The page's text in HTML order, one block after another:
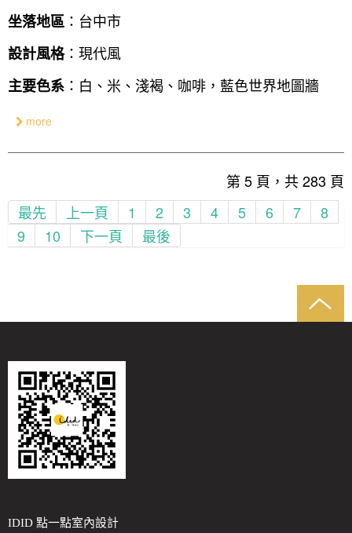
坐落地區 ：台中市
設計風格：現代風
主要色系 ：白、米、淺褐、咖啡，藍色世界地圖牆
more
第 5 頁，共 283 頁
最先
上一頁 1 2 3 4 5 6 7
8
9
10 下一頁 最後
IDID 點一點室內設計